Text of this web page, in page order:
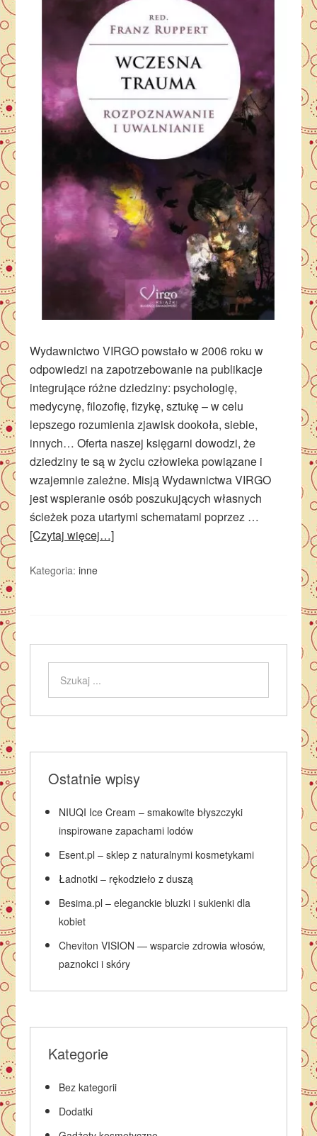
Wydawnictwo VIRGO powstało w 2006 roku w
odpowiedzi na zapotrzebowanie na publikacje
integrujące różne dziedziny: psychologię,
medycynę, filozofię, fizykę, sztukę – w celu
lepszego rozumienia zjawisk dookoła, siebie,
innych… Oferta naszej księgarni dowodzi, że
dziedziny te są w życiu człowieka powiązane i
wzajemnie zależne. Misją Wydawnictwa VIRGO
jest wspieranie osób poszukujących własnych
ścieżek poza utartymi schematami poprzez …
[Czytaj więcej…]
Kategoria:inne
Ostatnie wpisy
NIUQI Ice Cream – smakowite błyszczyki
inspirowane zapachami lodów
Esent.pl – sklep z naturalnymi kosmetykami
Ładnotki – rękodzieło z duszą
Besima.pl – eleganckie bluzki i sukienki dla
kobiet
Cheviton VISION — wsparcie zdrowia włosów,
paznokci i skóry
Kategorie
Bez kategorii
Dodatki